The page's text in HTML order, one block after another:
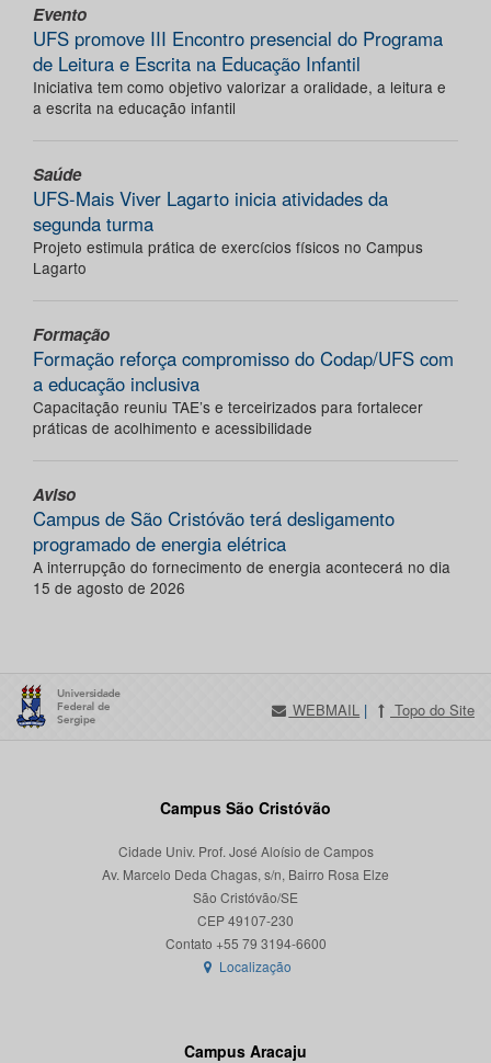
Evento
UFS promove III Encontro presencial do Programa
de Leitura e Escrita na Educação Infantil
Iniciativa tem como objetivo valorizar a oralidade, a leitura e
a escrita na educação infantil
Saúde
UFS-Mais Viver Lagarto inicia atividades da
segunda turma
Projeto estimula prática de exercícios físicos no Campus
Lagarto
Formação
Formação reforça compromisso do Codap/UFS com
a educação inclusiva
Capacitação reuniu TAE’s e terceirizados para fortalecer
práticas de acolhimento e acessibilidade
Aviso
Campus de São Cristóvão terá desligamento
programado de energia elétrica
A interrupção do fornecimento de energia acontecerá no dia
15 de agosto de 2026
WEBMAIL | Topo do Site
Campus São Cristóvão
Cidade Univ. Prof. José Aloísio de Campos
Av. Marcelo Deda Chagas, s/n, Bairro Rosa Elze
São Cristóvão/SE
CEP 49107-230
Localização
Campus Aracaju